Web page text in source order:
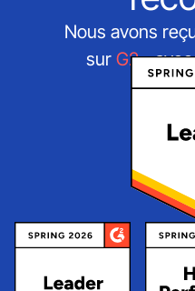
Nous avons
sur G2- avec